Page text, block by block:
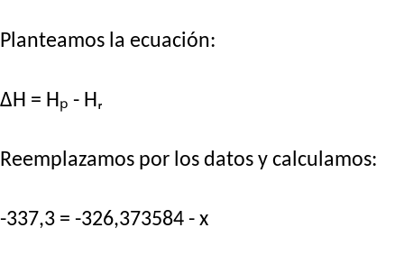
Planteamos la ecuación:
ΔH = Hₚ - Hᵣ
Reemplazamos por los datos y calculamos:
-337,3 = -326,373584 - x